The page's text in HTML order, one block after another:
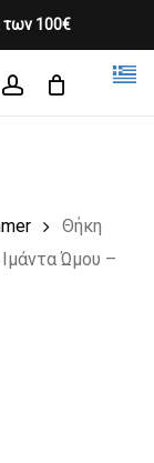
των 100€
CLOSE
CART
Θήκη
Ώμου –
Close